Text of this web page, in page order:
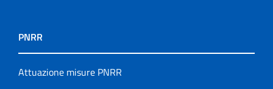
PNRR
Attuazione misure PNRR